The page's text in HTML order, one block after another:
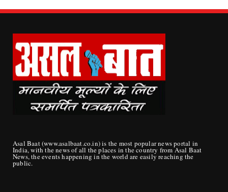
Asal Baat (www.asalbaat.co.in) is the most popular news portal in
ABOUT US